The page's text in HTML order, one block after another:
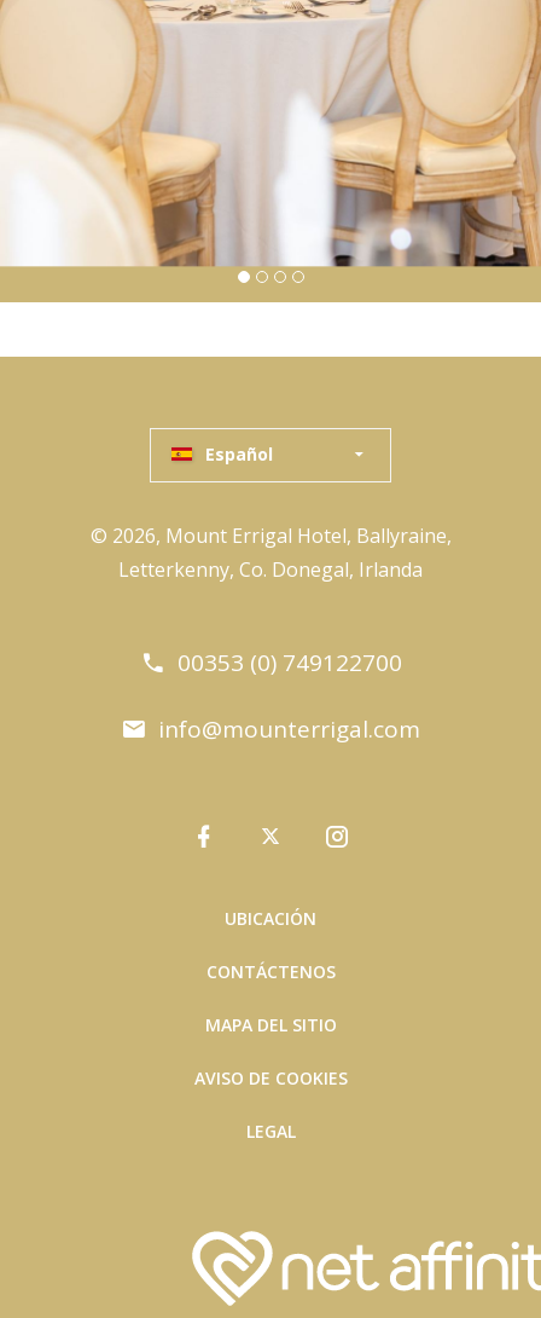
Español
© 2026, Mount Errigal Hotel, Ballyraine,
Letterkenny, Co. Donegal, Irlanda
00353 (0) 749122700
info@mounterrigal.com
UBICACIÓN
CONTÁCTENOS
MAPA DEL SITIO
AVISO DE COOKIES
LEGAL